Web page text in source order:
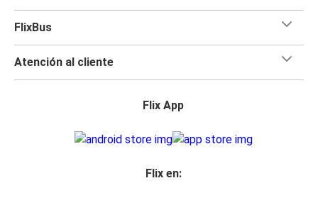
FlixBus
Atención al cliente
Flix App
Flix en: